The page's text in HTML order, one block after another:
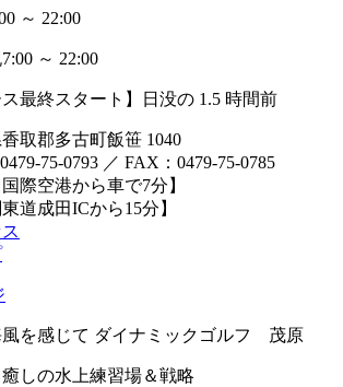
～ 22:00
7:00 ～ 22:00
ス最終スタート】日没の 1.5 時間前
取郡多古町飯笹 1040
75-0793 ／ FAX：0479-75-0785
国際空港から車で7分】
東道成田ICから15分】
しの水上練習場＆戦略